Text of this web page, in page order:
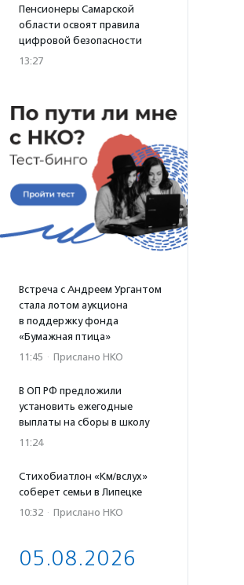
Пенсионеры Самарской
области освоят правила
цифровой безопасности
13:27
Встреча с Андреем Ургантом
стала лотом аукциона
в поддержку фонда
«Бумажная птица»
11:45 · Прислано НКО
В ОП РФ предложили
установить ежегодные
выплаты на сборы в школу
11:24
Стихобиатлон «Км/вслух»
соберет семьи в Липецке
10:32 · Прислано НКО
05.08.2026